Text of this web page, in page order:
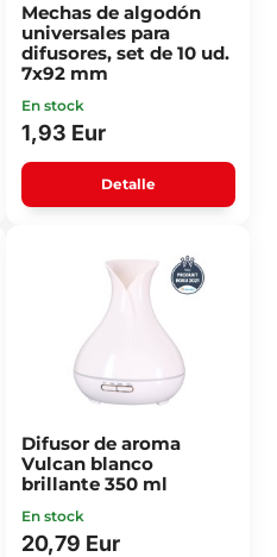
Mechas de algodón
universales para
difusores, set de 10 ud.
7x92 mm
En stock
1,93 Eur
Detalle
Difusor de aroma
Vulcan blanco
brillante 350 ml
En stock
20,79 Eur